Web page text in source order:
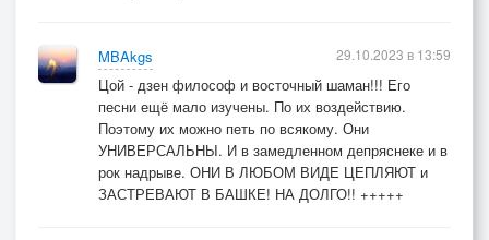
MBAkgs
Цой - дзен философ и восточный шаман!!! Его
песни ещё мало изучены. По их воздействию.
Поэтому их можно петь по всякому. Они
УНИВЕРСАЛЬНЫ. И в замедленном депряснеке и в
рок надрыве. ОНИ В ЛЮБОМ ВИДЕ ЦЕПЛЯЮТ и
ЗАСТРЕВАЮТ В БАШКЕ! НА ДОЛГО!! +++++
29.10.2023 в 13:59